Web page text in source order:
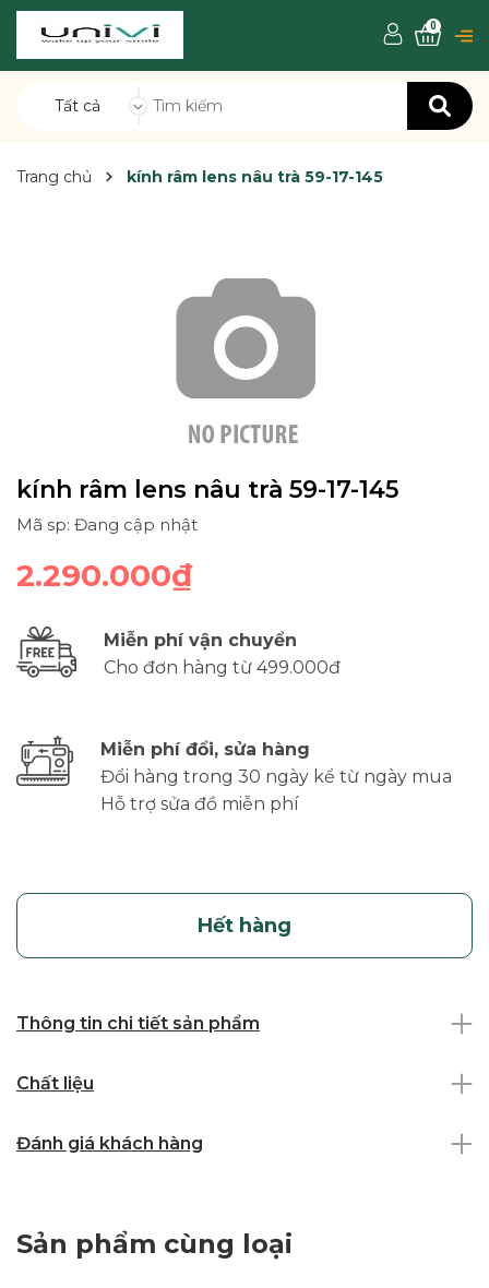
Tất cả
0
Trang chủ kính râm lens nâu trà 59-17-145
kính râm lens nâu trà 59-17-145
Mã sp: Đang cập nhật
2.290.000₫
Miễn phí vận chuyển
Cho đơn hàng từ 499.000đ
Miễn phí đổi, sửa hàng
Đổi hàng trong 30 ngày kể từ ngày mua
Hỗ trợ sửa đồ miễn phí
Hết hàng
Thông tin chi tiết sản phẩm
Chất liệu
Đánh giá khách hàng
Sản phẩm cùng loại